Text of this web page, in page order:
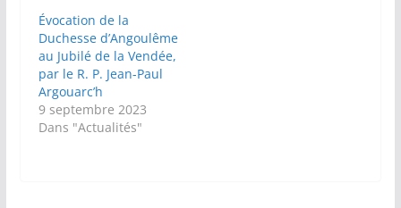
Évocation de la
Duchesse d’Angoulême
au Jubilé de la Vendée,
par le R. P. Jean-Paul
Argouarc’h
9 septembre 2023
Dans "Actualités"